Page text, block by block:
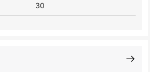
30